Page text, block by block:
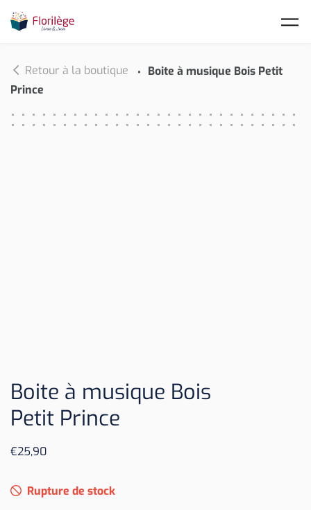
Retour à la boutique
Boite à musique Bois Petit
Prince
Boite à musique Bois
Petit Prince
€25,90
Rupture de stock